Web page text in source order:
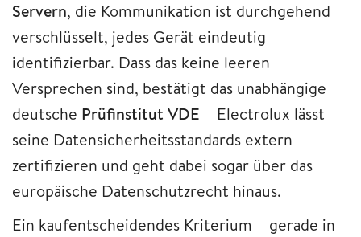
Servern, die Kommunikation ist durchgehend
verschlüsselt, jedes Gerät eindeutig
identifizierbar. Dass das keine leeren
Versprechen sind, bestätigt das unabhängige
deutsche Prüfinstitut VDE – Electrolux lässt
seine Datensicherheitsstandards extern
zertifizieren und geht dabei sogar über das
europäische Datenschutzrecht hinaus.
Ein kaufentscheidendes Kriterium – gerade in